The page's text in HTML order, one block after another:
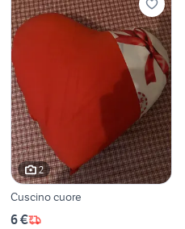
2
Cuscino cuore
6 €